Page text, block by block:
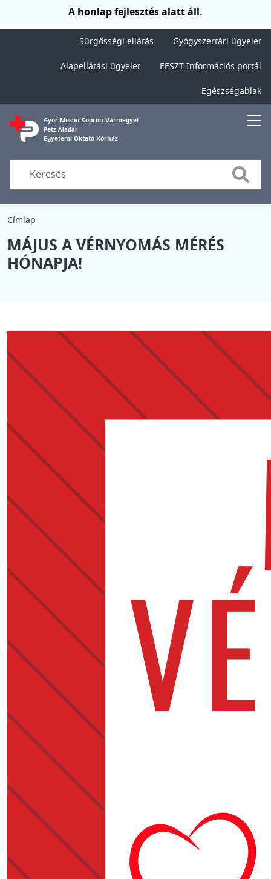
Ugrás a tartalomraA honlap fejlesztés alatt áll.
Sürgősségi ellátás
Gyógyszertári ügyelet
Alapellátási ügyelet
EESZT Információs portál
Egészségablak
Győr-Moson-Sopron Vármegyei
Petz Aladár
Egyetemi Oktató Kórház
Search
Címlap
MÁJUS A VÉRNYOMÁS MÉRÉS
HÓNAPJA!